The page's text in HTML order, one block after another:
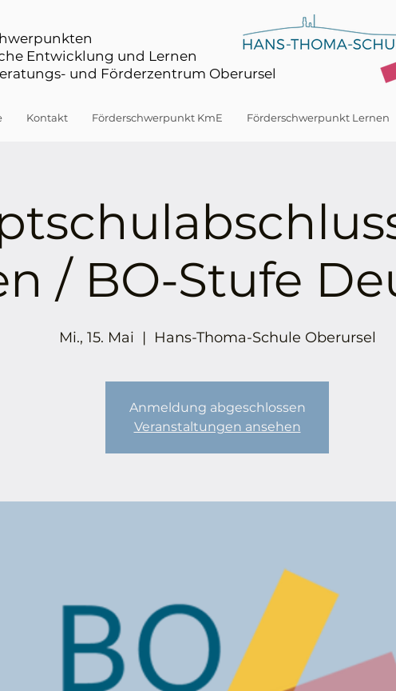
Entwicklung und Lernen
und Förderzentrum Oberursel
Kontakt Förderschwerpunkt KmE Förderschwerpunkt Lernen
/ BO-Stufe
Mi., 15. Mai
  |
Hans-Thoma-Schule Oberursel
Anmeldung abgeschlossen
Veranstaltungen ansehen